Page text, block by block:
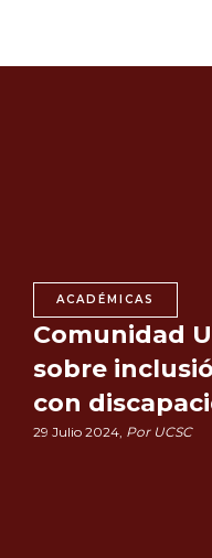
ACADÉMICAS
Comunidad
sobre
con
29 Julio 2024, Por UCSC